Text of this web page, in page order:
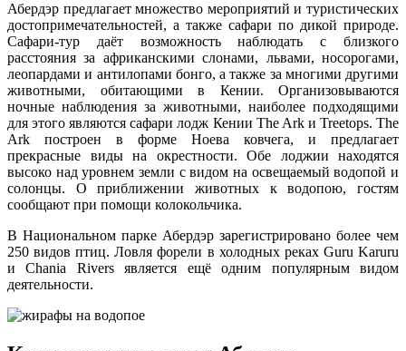
Абердэр предлагает множество мероприятий и туристических
достопримечательностей, а также сафари по дикой природе.
Сафари-тур даёт возможность наблюдать с близкого
расстояния за африканскими слонами, львами, носорогами,
леопардами и антилопами бонго, а также за многими другими
животными, обитающими в Кении. Организовываются
ночные наблюдения за животными, наиболее подходящими
для этого являются сафари лодж Кении The Ark и Treetops. The
Ark построен в форме Ноева ковчега, и предлагает
прекрасные виды на окрестности. Обе лоджии находятся
высоко над уровнем земли с видом на освещаемый водопой и
солонцы. О приближении животных к водопою, гостям
сообщают при помощи колокольчика.
В Национальном парке Абердэр зарегистрировано более чем
250 видов птиц. Ловля форели в холодных реках Guru Karuru
и Chania Rivers является ещё одним популярным видом
деятельности.